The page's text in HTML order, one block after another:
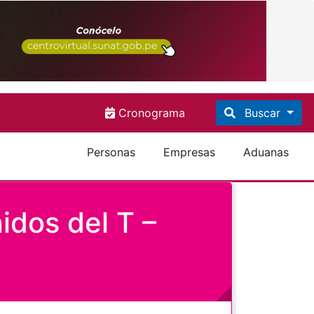
Cronograma Buscar
Personas Empresas Aduanas
del T –